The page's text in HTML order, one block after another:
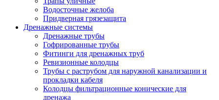
Водосточные желоба
Придверная грязезащита
Дренажные системы
Дренажные трубы
Гофрированные трубы
Фитинги для дренажных труб
Ревизионные колодцы
Трубы с раструбом для наружной канализации и
прокладки кабеля
Колодцы фильтрационные конические для
дренажа